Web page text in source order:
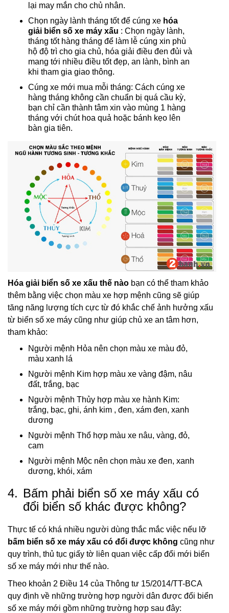
lại may mắn cho chủ nhân.
Chọn ngày lành tháng tốt để cúng xe hóa
giải biển số xe máy xấu : Chọn ngày lành,
tháng tốt hàng tháng để làm lễ cúng xin phù
hộ độ trì cho gia chủ, hóa giải điều đen đủi và
mang tới nhiều điều tốt đẹp, an lành, bình an
khi tham gia giao thông.
Cúng xe mới mua mỗi tháng: Cách cúng xe
hàng tháng không cần chuẩn bị quá cầu kỳ,
bạn chỉ cần thành tâm xin vào mùng 1 hàng
tháng với chút hoa quả hoặc bánh kẹo lên
bàn gia tiên.
Hóa giải biển số xe xấu thế nào bạn có thể tham khảo
thêm bằng việc chọn màu xe hợp mệnh cũng sẽ giúp
tăng năng lượng tích cực từ đó khắc chế ảnh hưởng xấu
từ biển số xe máy cũng như giúp chủ xe an tâm hơn,
tham khảo:
Người mệnh Hỏa nên chọn màu xe màu đỏ,
màu xanh lá
Người mệnh Kim hợp màu xe vàng đậm, nâu
đất, trắng, bạc
Người mệnh Thủy hợp màu xe hành Kim:
trắng, bạc, ghi, ánh kim , đen, xám đen, xanh
dương
Người mệnh Thổ hợp màu xe nâu, vàng, đỏ,
cam
Người mệnh Mộc nên chọn màu xe đen, xanh
dương, khói, xám
4. Bấm phải biển số xe máy xấu có
đổi biển số khác được không?
Thực tế có khá nhiều người dùng thắc mắc việc nếu lỡ
bấm biển số xe máy xấu có đổi được không cũng như
quy trình, thủ tục giấy tờ liên quan việc cấp đổi mới biển
số xe máy mới như thế nào.
Theo khoản 2 Điều 14 của Thông tư 15/2014/TT-BCA
quy định về những trường hợp người dân được đổi biển
số xe máy mới gồm những trường hợp sau đây: